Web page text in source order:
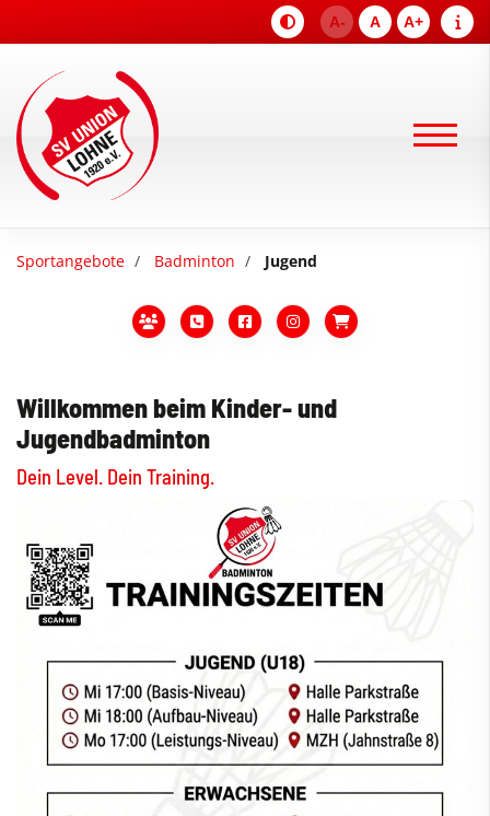
A- A A+
Sportangebote Badminton Jugend
Willkommen beim Kinder- und
Jugendbadminton
Dein Level. Dein Training.